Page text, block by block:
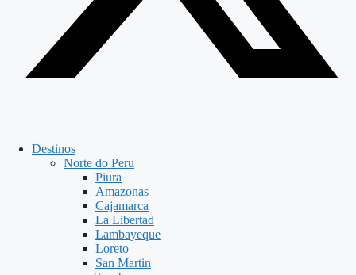
Destinos
Norte do Peru
Piura
Amazonas
Cajamarca
La Libertad
Lambayeque
Loreto
San Martin